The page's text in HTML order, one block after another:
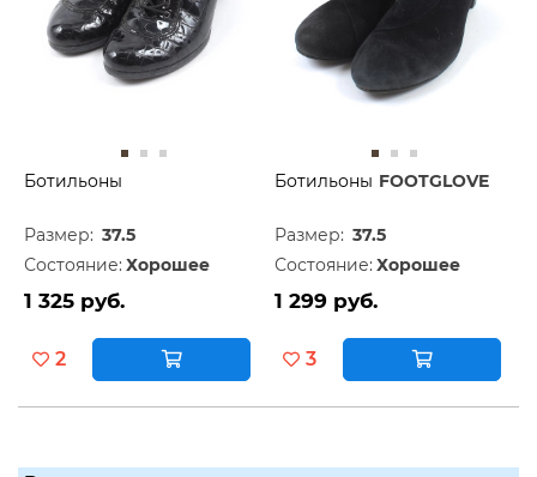
Ботильоны
Размер: 37.5
Состояние: Хорошее
1 325 руб.
2
Ботильоны FOOTGLOVE
Размер: 37.5
Состояние: Хорошее
1 299 руб.
3